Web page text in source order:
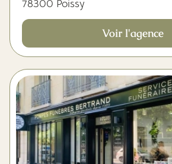
78300 Poissy
Voir l'agence